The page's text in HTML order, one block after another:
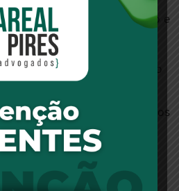
de preços entre um produto e
simples sai por pouco mais
custava R$ 10,9
de preços do Governo do
vigorou entre 2011 e 2012.
na legislação sobre planos
de Saúde Suplementar
mínima, chamada Rol de
ser coberta por todos os
argumenta a advogada,